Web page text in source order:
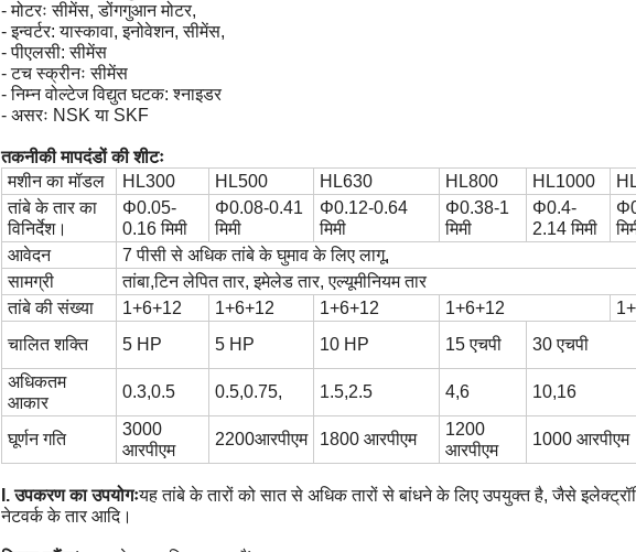
- मोटरः सीमेंस, डोंगगुआन मोटर,
- इन्वर्टर: यास्कावा, इनोवेशन, सीमेंस,
- पीएलसी: सीमेंस
- टच स्क्रीनः सीमेंस
- निम्न वोल्टेज विद्युत घटक: श्नाइडर
- असरः NSK या SKF
तकनीकी मापदंडों की शीटः
मशीन का मॉडल
HL300 HL500 HL630 HL800 HL1000
तांबे के तार का
विनिर्देश।
Φ0.05-
0.16 मिमी
Φ0.08-0.41
मिमी
Φ0.12-0.64
मिमी
Φ0.38-1
मिमी
Φ0.4-
2.14 मिमी
आवेदन
7 पीसी से अधिक तांबे के घुमाव के लिए लागू,
सामग्री
तांबा,टिन लेपित तार, इमेलेड तार, एल्यूमीनियम तार
तांबे की संख्या
1+6+12 1+6+12 1+6+12 1+6+12
चालित शक्ति
5 HP 5 HP 10 HP 15 एचपी 30 एचपी
अधिकतम
आकार
0.3,0.5 0.5,0.75, 1.5,2.5 4,6 10,16
घूर्णन गति
3000
आरपीएम
2200आरपीएम 1800 आरपीएम
1200
आरपीएम
1000 आरपीएम
I. उपकरण का उपयोगःयह तांबे के तारों को सात से अधिक तारों से बांधने के लिए उपयुक्त है, जैसे
नेटवर्क के तार आदि।